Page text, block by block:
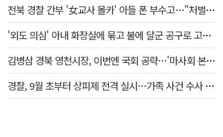
전북 경찰 간부 '女교사 몰카' 아들 폰 부수고…"처벌 못하는 사안" 내부망에 글
'외도 의심' 아내 화장실에 묶고 불에 달군 공구로 고문…남편 검거
김병삼 경북 영천시장, 이번엔 국회 공략…'마사회 본사 이전·광역교통망 확충' 요청
경찰, 9월 초부터 상피제 전격 실시…가족 사건 수사 못해